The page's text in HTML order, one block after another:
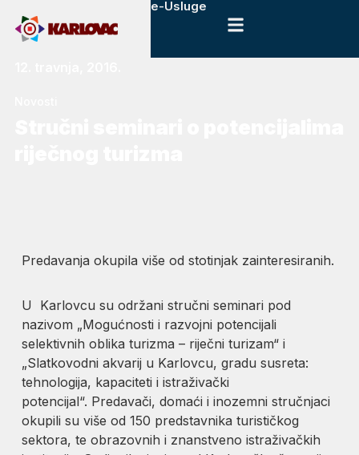
e-Usluge
Predavanja okupila više od stotinjak zainteresiranih.
U Karlovcu su održani stručni seminari pod
nazivom „Mogućnosti i razvojni potencijali
selektivnih oblika turizma – riječni turizam“ i
„Slatkovodni akvarij u Karlovcu, gradu susreta:
tehnologija, kapaciteti i istraživački
potencijal“. Predavači, domaći i inozemni stručnjaci
okupili su više od 150 predstavnika turističkog
sektora, te obrazovnih i znanstveno istraživačkih